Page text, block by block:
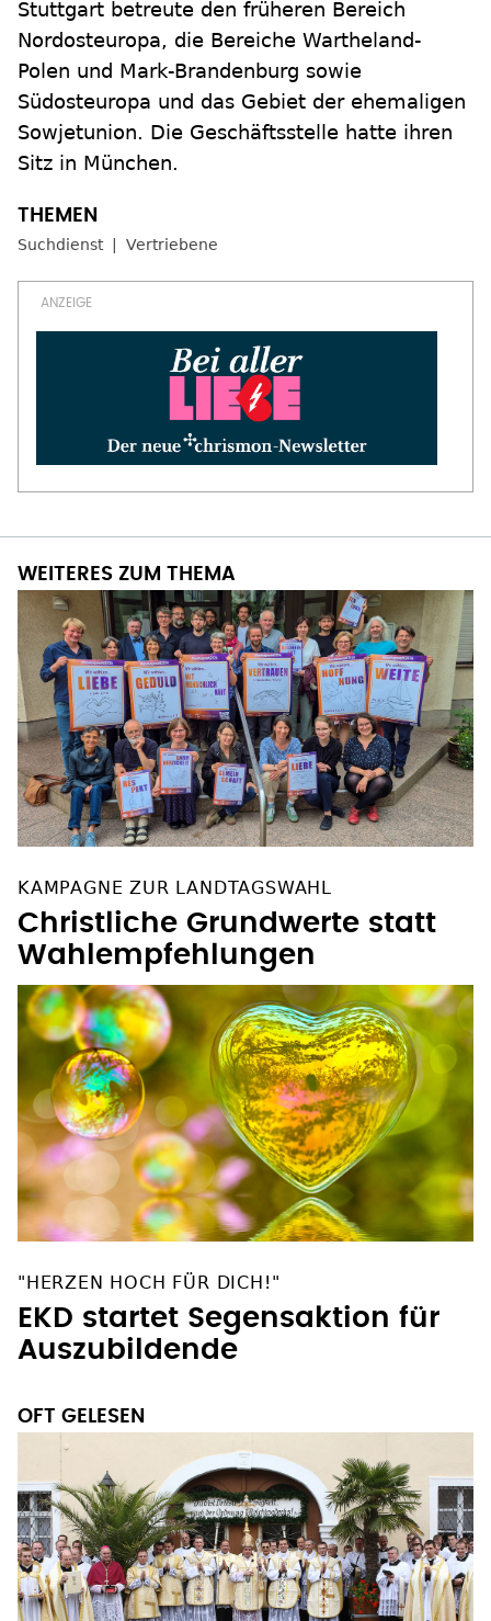
Stuttgart betreute den früheren Bereich
Nordosteuropa, die Bereiche Wartheland-
Polen und Mark-Brandenburg sowie
Südosteuropa und das Gebiet der ehemaligen
Sowjetunion. Die Geschäftsstelle hatte ihren
Sitz in München.
Suchdienst Vertriebene
WEITERES ZUM THEMA
KAMPAGNE ZUR LANDTAGSWAHL
Christliche Grundwerte statt
Wahlempfehlungen
"HERZEN HOCH FÜR DICH!"
EKD startet Segensaktion für
Auszubildende
OFT GELESEN